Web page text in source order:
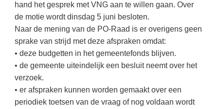
Eerste wereldoorlog
Evolutieleer
Feest- en Gedenkdagen
Godsdienstonderwijs
Kerstfeest
Kinderboekenweek
Orientatie
Rekenen
Sociale vaardigheden
Taalvaardigheid
Vakoverstijgend
Verzorging
hand het gesprek met VNG aan te willen gaan. Over
de motie wordt dinsdag 5 juni besloten.
Naar de mening van de PO-Raad is er overigens geen
sprake van strijd met deze afspraken omdat:
• deze budgetten in het gemeentefonds blijven.
• de gemeente uiteindelijk een besluit neemt over het
verzoek.
• er afspraken kunnen worden gemaakt over een
periodiek toetsen van de vraag of nog voldaan wordt